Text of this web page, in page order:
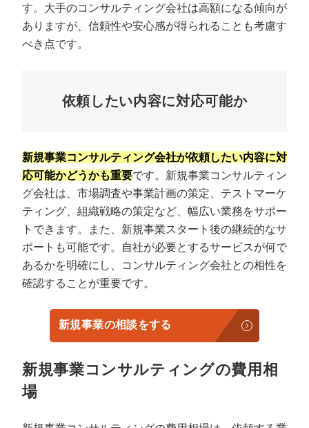
す。大手のコンサルティング会社は高額になる傾向が
ありますが、信頼性や安心感が得られることも考慮す
べき点です。
依頼したい内容に対応可能か
新規事業コンサルティング会社が依頼したい内容に対
応可能かどうかも重要です。新規事業コンサルティン
グ会社は、市場調査や事業計画の策定、テストマーケ
ティング、組織戦略の策定など、幅広い業務をサポー
トできます。また、新規事業スタート後の継続的なサ
ポートも可能です。自社が必要とするサービスが何で
あるかを明確にし、コンサルティング会社との相性を
確認することが重要です。
新規事業の相談をする
新規事業コンサルティングの費用相
場